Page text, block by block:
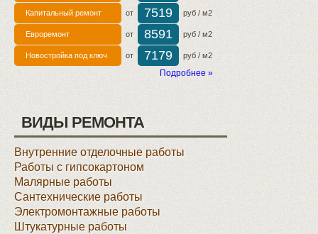
Капитальный ремонт от 7519 руб / м2
Евроремонт от 8591 руб / м2
Новостройка под ключ от 7179 руб / м2
Подробнее »
ВИДЫ РЕМОНТА
Внутренние отделочные работы
Работы с гипсокартоном
Малярные работы
Сантехнические работы
Электромонтажные работы
Штукатурные работы